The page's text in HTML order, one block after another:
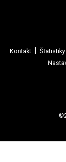
Kontakt Štatistiky